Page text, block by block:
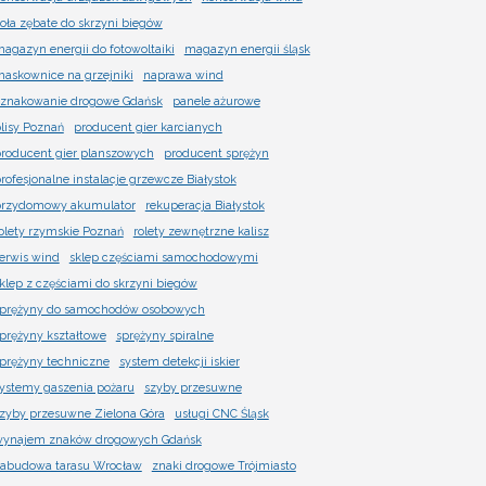
zębate do skrzyni biegów
energii do fotowoltaiki
magazyn energii śląsk
na grzejniki
naprawa wind
drogowe Gdańsk
panele ażurowe
Poznań
producent gier karcianych
gier planszowych
producent sprężyn
instalacje grzewcze Białystok
akumulator
rekuperacja Białystok
rzymskie Poznań
rolety zewnętrzne kalisz
wind
sklep częściami samochodowymi
z częściami do skrzyni biegów
do samochodów osobowych
kształtowe
sprężyny spiralne
techniczne
system detekcji iskier
gaszenia pożaru
szyby przesuwne
przesuwne Zielona Góra
usługi CNC Śląsk
znaków drogowych Gdańsk
tarasu Wrocław
znaki drogowe Trójmiasto